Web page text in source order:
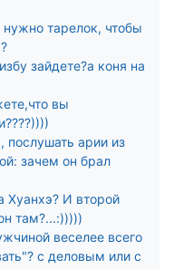
тарелок, чтобы
зайдете?а коня на
вы
послушать арии из
зачем он брал
Хуанхэ? И второй
там?...:)))))
веселее всего
с деловым или с